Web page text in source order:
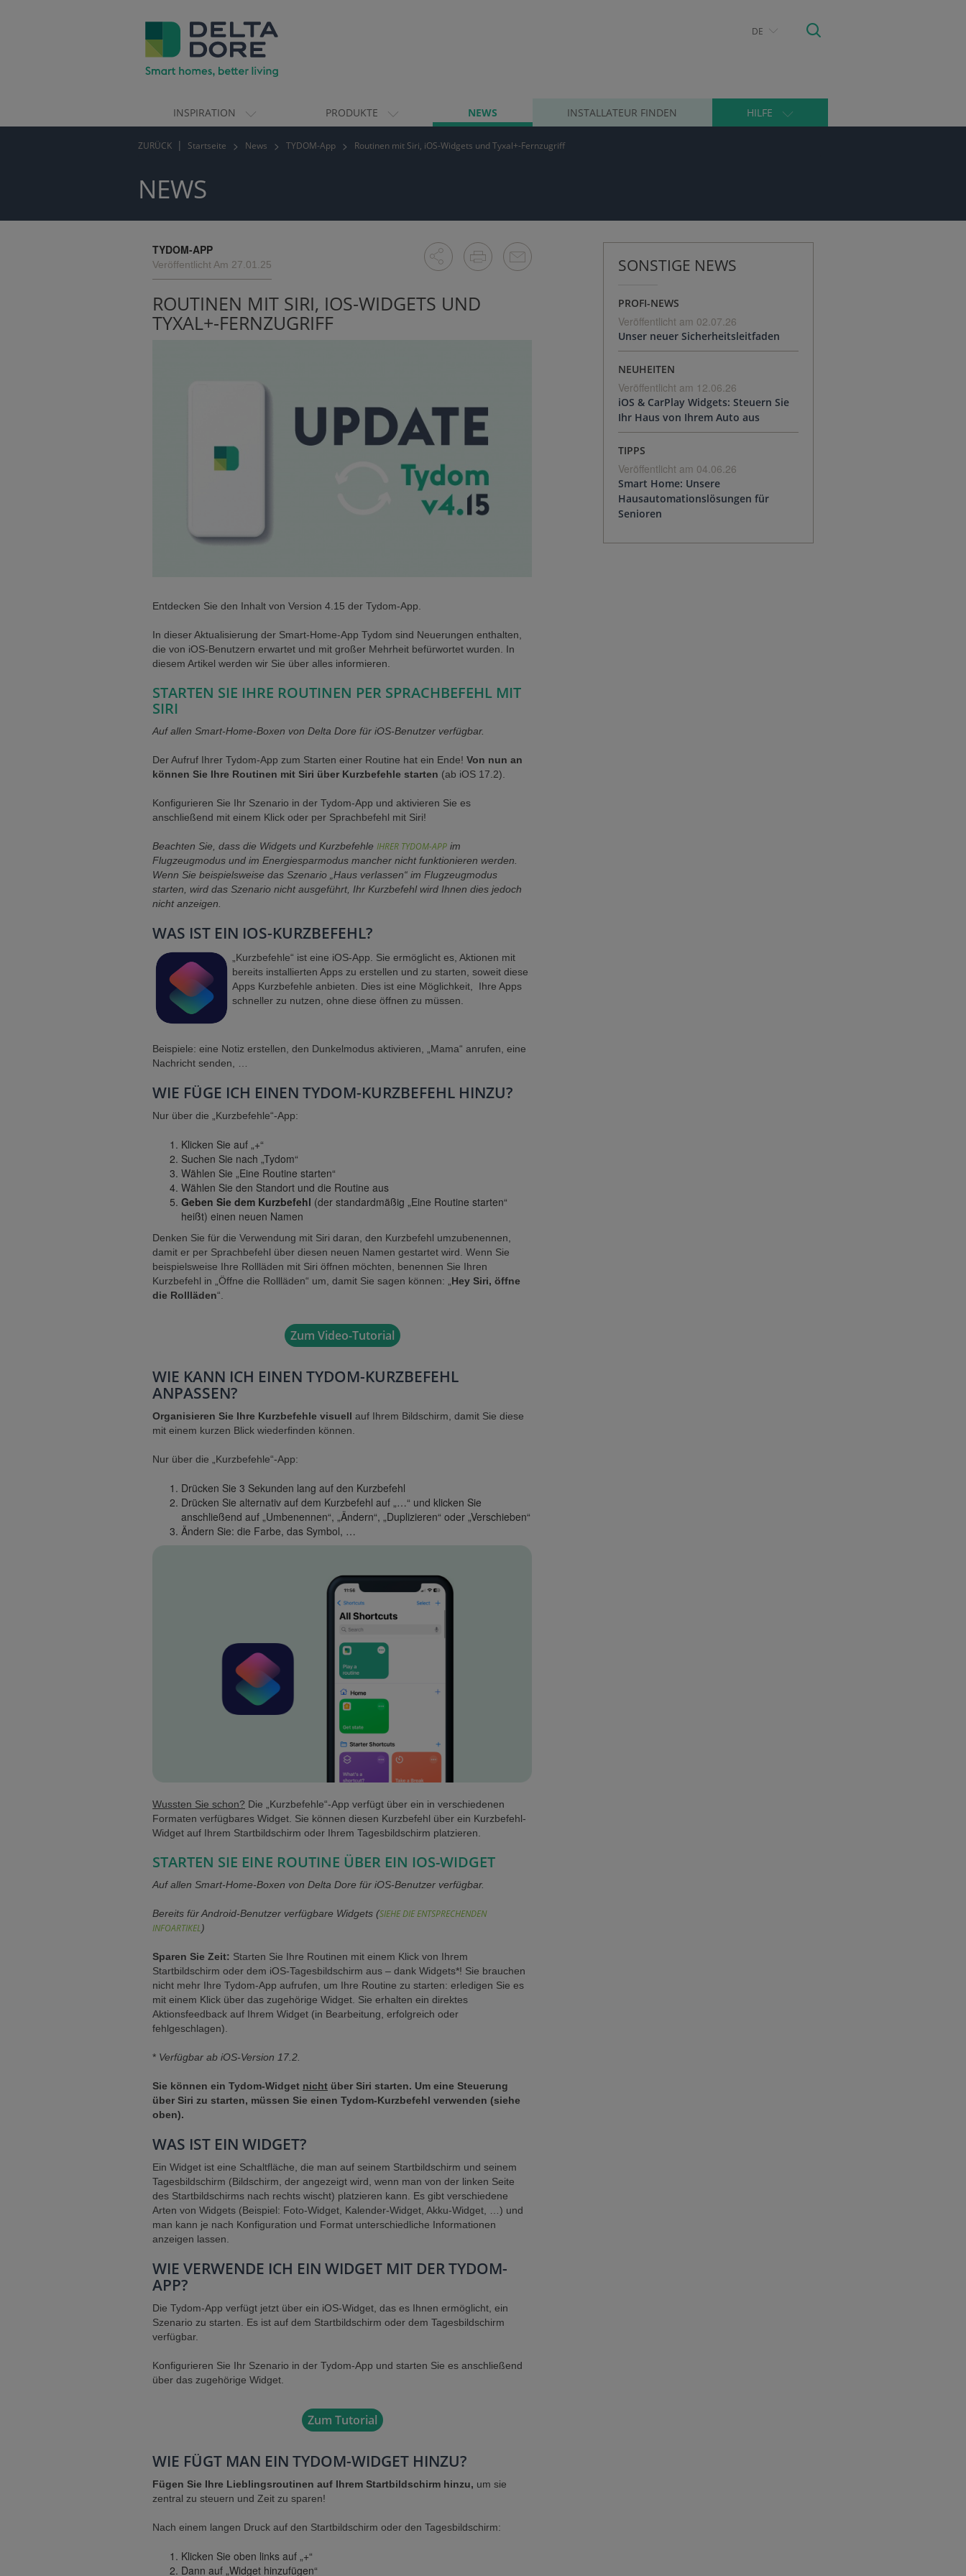
DE
INSPIRATION PRODUKTE NEWS INSTALLATEUR FINDEN HILFE
ZURÜCK Startseite News TYDOM-App Routinen mit Siri, iOS-Widgets und Tyxal+-Fernzugriff
NEWS
TYDOM-APP
Veröffentlicht Am 27.01.25
ROUTINEN MIT SIRI, IOS-WIDGETS UND
TYXAL+-FERNZUGRIFF
Entdecken Sie den Inhalt von Version 4.15 der Tydom-App.
In dieser Aktualisierung der Smart-Home-App Tydom sind Neuerungen enthalten,
die von iOS-Benutzern erwartet und mit großer Mehrheit befürwortet wurden. In
diesem Artikel werden wir Sie über alles informieren.
STARTEN SIE IHRE ROUTINEN PER SPRACHBEFEHL MIT
SIRI
Auf allen Smart-Home-Boxen von Delta Dore für iOS-Benutzer verfügbar.
Der Aufruf Ihrer Tydom-App zum Starten einer Routine hat ein Ende! Von nun an
können Sie Ihre Routinen mit Siri über Kurzbefehle starten (ab iOS 17.2).
Konfigurieren Sie Ihr Szenario in der Tydom-App und aktivieren Sie es
anschließend mit einem Klick oder per Sprachbefehl mit Siri!
Beachten Sie, dass die Widgets und Kurzbefehle IHRER TYDOM-APP im
Flugzeugmodus und im Energiesparmodus mancher nicht funktionieren werden.
Wenn Sie beispielsweise das Szenario „Haus verlassen“ im Flugzeugmodus
starten, wird das Szenario nicht ausgeführt, Ihr Kurzbefehl wird Ihnen dies jedoch
nicht anzeigen.
WAS IST EIN IOS-KURZBEFEHL?
„Kurzbefehle“ ist eine iOS-App. Sie ermöglicht es, Aktionen mit
bereits installierten Apps zu erstellen und zu starten, soweit diese
Apps Kurzbefehle anbieten. Dies ist eine Möglichkeit, Ihre Apps
schneller zu nutzen, ohne diese öffnen zu müssen.
Beispiele: eine Notiz erstellen, den Dunkelmodus aktivieren, „Mama“ anrufen, eine
Nachricht senden, …
WIE FÜGE ICH EINEN TYDOM-KURZBEFEHL HINZU?
Nur über die „Kurzbefehle“-App:
Klicken Sie auf „+“
Suchen Sie nach „Tydom“
Wählen Sie „Eine Routine starten“
Wählen Sie den Standort und die Routine aus
Geben Sie dem Kurzbefehl (der standardmäßig „Eine Routine starten“
heißt) einen neuen Namen
Denken Sie für die Verwendung mit Siri daran, den Kurzbefehl umzubenennen,
damit er per Sprachbefehl über diesen neuen Namen gestartet wird. Wenn Sie
beispielsweise Ihre Rollläden mit Siri öffnen möchten, benennen Sie Ihren
Kurzbefehl in „Öffne die Rollläden“ um, damit Sie sagen können: „ Hey Siri, öffne
die Rollläden“.
Zum Video-Tutorial
WIE KANN ICH EINEN TYDOM-KURZBEFEHL
ANPASSEN?
Organisieren Sie Ihre Kurzbefehle visuell auf Ihrem Bildschirm, damit Sie diese
mit einem kurzen Blick wiederfinden können.
Nur über die „Kurzbefehle“-App:
Drücken Sie 3 Sekunden lang auf den Kurzbefehl
Drücken Sie alternativ auf dem Kurzbefehl auf „…“ und klicken Sie
anschließend auf „Umbenennen“, „Ändern“, „Duplizieren“ oder „Verschieben“
Ändern Sie: die Farbe, das Symbol, …
Wussten Sie schon? Die „Kurzbefehle“-App verfügt über ein in verschiedenen
Formaten verfügbares Widget. Sie können diesen Kurzbefehl über ein Kurzbefehl-
Widget auf Ihrem Startbildschirm oder Ihrem Tagesbildschirm platzieren.
STARTEN SIE EINE ROUTINE ÜBER EIN IOS-WIDGET
Auf allen Smart-Home-Boxen von Delta Dore für iOS-Benutzer verfügbar.
Bereits für Android-Benutzer verfügbare Widgets (SIEHE DIE ENTSPRECHENDEN
INFOARTIKEL)
Sparen Sie Zeit: Starten Sie Ihre Routinen mit einem Klick von Ihrem
Startbildschirm oder dem iOS-Tagesbildschirm aus – dank Widgets*! Sie brauchen
nicht mehr Ihre Tydom-App aufrufen, um Ihre Routine zu starten: erledigen Sie es
mit einem Klick über das zugehörige Widget. Sie erhalten ein direktes
Aktionsfeedback auf Ihrem Widget (in Bearbeitung, erfolgreich oder
fehlgeschlagen).
* Verfügbar ab iOS-Version 17.2.
Sie können ein Tydom-Widget nicht über Siri starten. Um eine Steuerung
über Siri zu starten, müssen Sie einen Tydom-Kurzbefehl verwenden (siehe
oben).
WAS IST EIN WIDGET?
Ein Widget ist eine Schaltfläche, die man auf seinem Startbildschirm und seinem
Tagesbildschirm (Bildschirm, der angezeigt wird, wenn man von der linken Seite
des Startbildschirms nach rechts wischt) platzieren kann. Es gibt verschiedene
Arten von Widgets (Beispiel: Foto-Widget, Kalender-Widget, Akku-Widget, …) und
man kann je nach Konfiguration und Format unterschiedliche Informationen
anzeigen lassen.
WIE VERWENDE ICH EIN WIDGET MIT DER TYDOM-
APP?
Die Tydom-App verfügt jetzt über ein iOS-Widget, das es Ihnen ermöglicht, ein
Szenario zu starten. Es ist auf dem Startbildschirm oder dem Tagesbildschirm
verfügbar.
Konfigurieren Sie Ihr Szenario in der Tydom-App und starten Sie es anschließend
über das zugehörige Widget.
Zum Tutorial
WIE FÜGT MAN EIN TYDOM-WIDGET HINZU?
Fügen Sie Ihre Lieblingsroutinen auf Ihrem Startbildschirm hinzu, um sie
zentral zu steuern und Zeit zu sparen!
Nach einem langen Druck auf den Startbildschirm oder den Tagesbildschirm:
Klicken Sie oben links auf „+“
Dann auf „Widget hinzufügen“
SONSTIGE NEWS
PROFI-NEWS
Veröffentlicht am 02.07.26
Unser neuer Sicherheitsleitfaden
NEUHEITEN
Veröffentlicht am 12.06.26
iOS & CarPlay Widgets: Steuern Sie
Ihr Haus von Ihrem Auto aus
TIPPS
Veröffentlicht am 04.06.26
Smart Home: Unsere
Hausautomationslösungen für
Senioren